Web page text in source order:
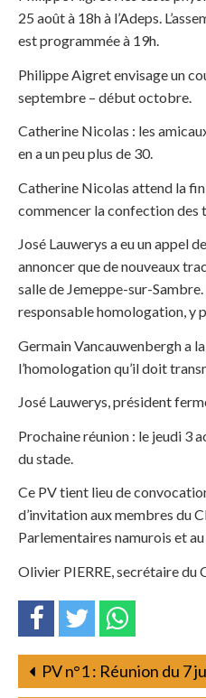
25 août à 18h à l’Adeps.
est programmée à 19h.
Philippe Aigret envisage un
septembre – début octobre.
Catherine Nicolas : les
en a un peu plus de 30.
Catherine Nicolas attend la
commencer la confection des
José Lauwerys a eu un appel
annoncer que de nouveaux
salle de Jemeppe-sur-
responsable homologation, y
Germain Vancauwenbergh a
l’homologation qu’il doit
José Lauwerys, président
Prochaine réunion : le jeudi 3
du stade.
Ce PV tient lieu de
d’invitation aux membres du
Parlementaires namurois et
Olivier PIERRE, secrétaire du
PV n°1 : Réunion du 7